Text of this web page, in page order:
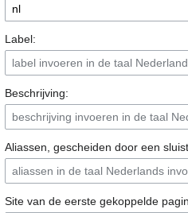
Label:
Beschrijving:
Aliassen, gescheiden door een
Site van de eerste gekoppelde